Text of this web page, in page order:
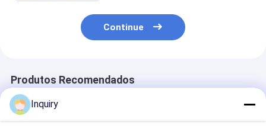
Continue
Produtos Recomendados
Inquiry